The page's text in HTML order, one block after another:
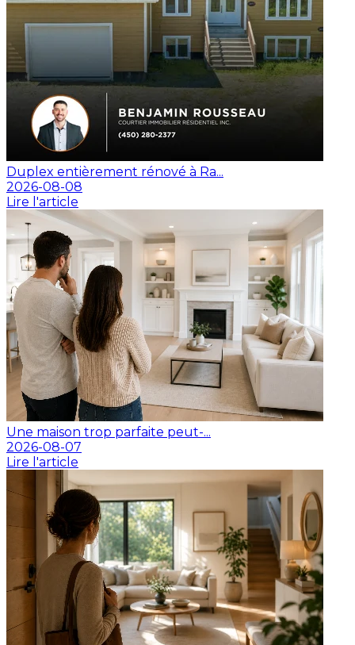
Duplex entièrement rénové à Ra...
2026-08-08
Lire l'article
Une maison trop parfaite peut-...
2026-08-07
Lire l'article